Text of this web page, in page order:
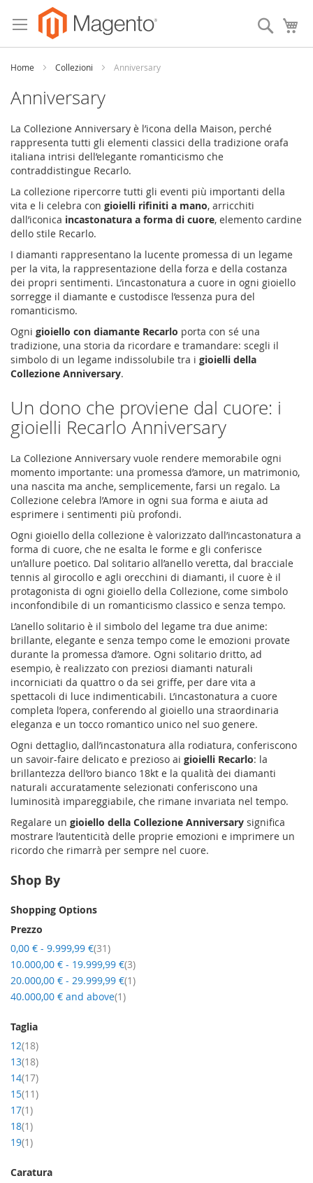
to
Content
Search
Home Collezioni Anniversary
Anniversary
La Collezione Anniversary è l’icona della Maison, perché
rappresenta tutti gli elementi classici della tradizione orafa
italiana intrisi dell’elegante romanticismo che
contraddistingue Recarlo.
La collezione ripercorre tutti gli eventi più importanti della
vita e li celebra con gioielli rifiniti a mano, arricchiti
dall’iconica incastonatura a forma di cuore, elemento cardine
dello stile Recarlo.
I diamanti rappresentano la lucente promessa di un legame
per la vita, la rappresentazione della forza e della costanza
dei propri sentimenti. L’incastonatura a cuore in ogni gioiello
sorregge il diamante e custodisce l’essenza pura del
romanticismo.
Ogni gioiello con diamante Recarlo porta con sé una
tradizione, una storia da ricordare e tramandare: scegli il
simbolo di un legame indissolubile tra i gioielli della
Collezione Anniversary.
Un dono che proviene dal cuore: i
gioielli Recarlo Anniversary
La Collezione Anniversary vuole rendere memorabile ogni
momento importante: una promessa d’amore, un matrimonio,
una nascita ma anche, semplicemente, farsi un regalo. La
Collezione celebra l’Amore in ogni sua forma e aiuta ad
esprimere i sentimenti più profondi.
Ogni gioiello della collezione è valorizzato dall’incastonatura a
forma di cuore, che ne esalta le forme e gli conferisce
un’allure poetico. Dal solitario all’anello veretta, dal bracciale
tennis al girocollo e agli orecchini di diamanti, il cuore è il
protagonista di ogni gioiello della Collezione, come simbolo
inconfondibile di un romanticismo classico e senza tempo.
L’anello solitario è il simbolo del legame tra due anime:
brillante, elegante e senza tempo come le emozioni provate
durante la promessa d’amore. Ogni solitario dritto, ad
esempio, è realizzato con preziosi diamanti naturali
incorniciati da quattro o da sei griffe, per dare vita a
spettacoli di luce indimenticabili. L’incastonatura a cuore
completa l’opera, conferendo al gioiello una straordinaria
eleganza e un tocco romantico unico nel suo genere.
Ogni dettaglio, dall’incastonatura alla rodiatura, conferiscono
un savoir-faire delicato e prezioso ai gioielli Recarlo: la
brillantezza dell’oro bianco 18kt e la qualità dei diamanti
naturali accuratamente selezionati conferiscono una
luminosità impareggiabile, che rimane invariata nel tempo.
Regalare un gioiello della Collezione Anniversary significa
mostrare l’autenticità delle proprie emozioni e imprimere un
ricordo che rimarrà per sempre nel cuore.
Shop By
Shopping Options
Prezzo
0,00 € - 9.999,99 € 31item
10.000,00 € - 19.999,99 € 3item
20.000,00 € - 29.999,99 € 1item
40.000,00 € and above 1item
Taglia
12 18item
13 18item
14 17item
15 11item
17 1item
18 1item
19 1item
Caratura